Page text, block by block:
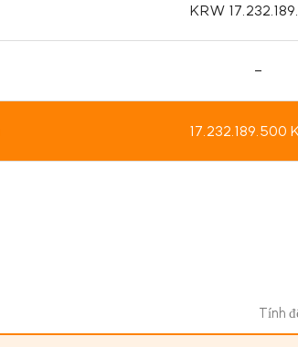
KRW
-
17.232.189.500
Tính